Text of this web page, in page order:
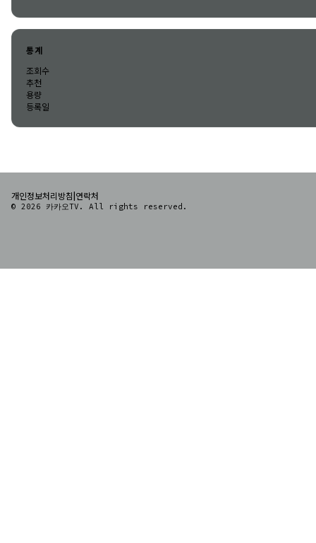
통계
조회수
추천
용량
등록일
개인정보처리방침|연락처
© 2026 카카오TV. All rights reserved.